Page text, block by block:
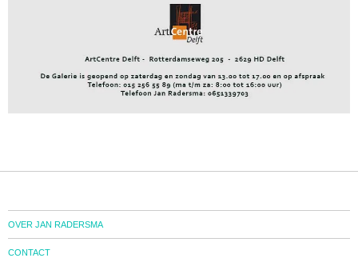
OVER JAN RADERSMA
CONTACT